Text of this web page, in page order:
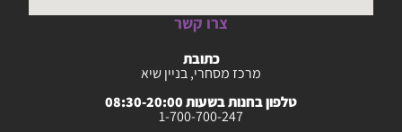
צרו קשר
כתובת
מרכז מסחרי, בניין שיא
טלפון בחנות בשעות 08:30-20:00
1-700-700-247